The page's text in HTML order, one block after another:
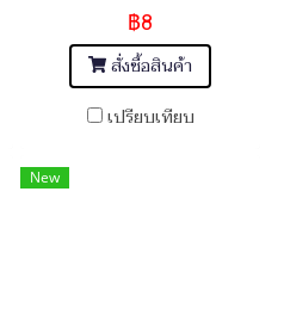
฿8
สั่งซื้อสินค้า
เปรียบเทียบ
New